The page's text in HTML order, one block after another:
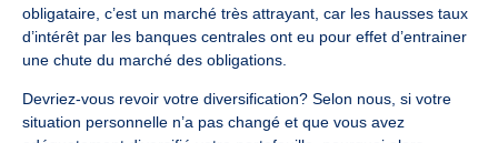
obligataire, c’est un marché très attrayant, car les hausses taux
d’intérêt par les banques centrales ont eu pour effet d’entrainer
une chute du marché des obligations.
Devriez-vous revoir votre diversification? Selon nous, si votre
situation personnelle n’a pas changé et que vous avez